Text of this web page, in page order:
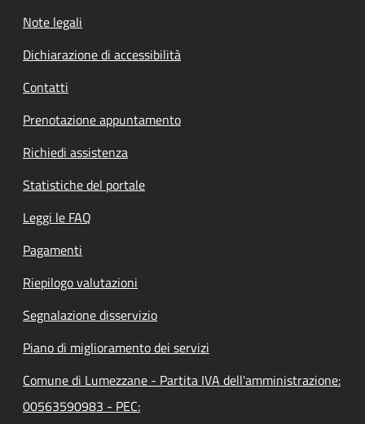
Note legali
Dichiarazione di accessibilità
Contatti
Prenotazione appuntamento
Richiedi assistenza
Statistiche del portale
Leggi le FAQ
Pagamenti
Riepilogo valutazioni
Segnalazione disservizio
Piano di miglioramento dei servizi
Comune di Lumezzane - Partita IVA dell'amministrazione:
00563590983 - PEC: